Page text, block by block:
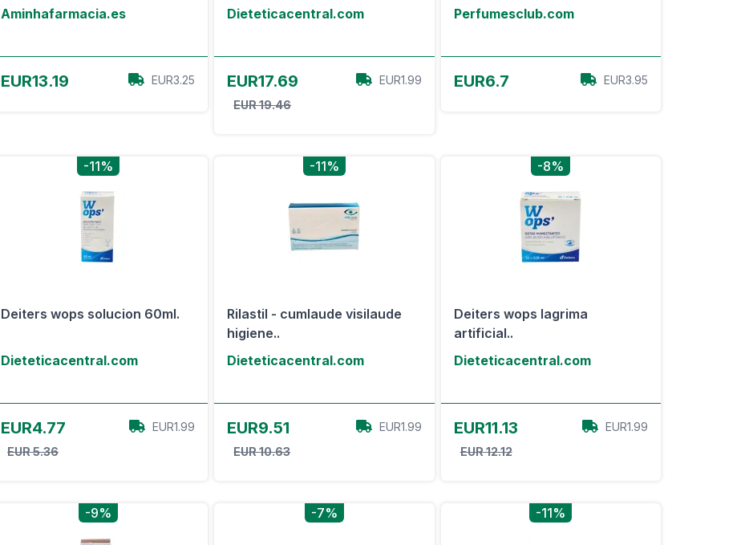
Aminhafarmacia.es
EUR13.19 EUR3.25
Dieteticacentral.com
EUR17.69
EUR 19.46
EUR1.99
Perfumesclub.com
EUR6.7 EUR3.95
-11%
Deiters wops solucion 60ml.
Dieteticacentral.com
EUR4.77
EUR 5.36
EUR1.99
-11%
Rilastil - cumlaude visilaude
higiene..
Dieteticacentral.com
EUR9.51
EUR 10.63
EUR1.99
-8%
Deiters wops lagrima
artificial..
Dieteticacentral.com
EUR11.13
EUR 12.12
EUR1.99
-9% -7% -11%